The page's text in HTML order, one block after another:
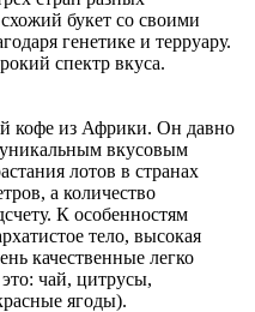
букет со своими
генетике и терруару.
спектр вкуса.
кофе из Африки. Он давно
уникальным вкусовым
лотов в странах
а количество
К особенностям
тело, высокая
качественные легко
чай, цитрусы,
ягоды).